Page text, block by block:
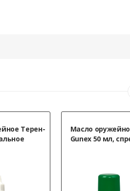
Терен-
Масло
Gunex 50 мл,